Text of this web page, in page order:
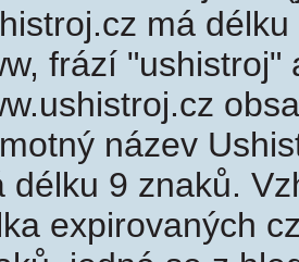
má
frází "ushistroj"
název
délku 9 znaků.
expirovaných